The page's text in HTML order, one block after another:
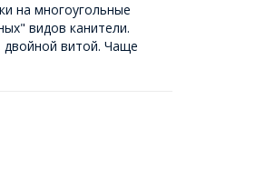
на многоугольные
видов канители.
двойной витой. Чаще